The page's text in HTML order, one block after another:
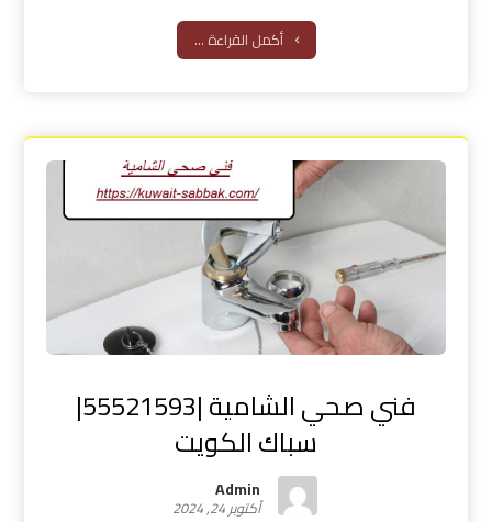
أكمل القراءة ...
فني صحي الشامية |55521593|
سباك الكويت
Admin
أكتوبر 24, 2024